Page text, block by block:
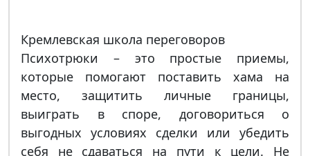
Кремлевская школа переговоров
Психотрюки – это простые приемы,
которые помогают поставить хама на
место, защитить личные границы,
выиграть в споре, договориться о
выгодных условиях сделки или убедить
себя не сдаваться на пути к цели. Не